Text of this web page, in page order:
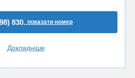
830..показати номер
Докладніше